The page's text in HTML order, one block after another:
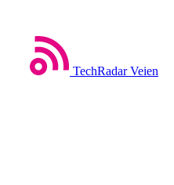
TechRadar Veien